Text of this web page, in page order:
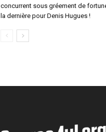
concurrent sous gréement de
la dernière pour Denis Hugues !